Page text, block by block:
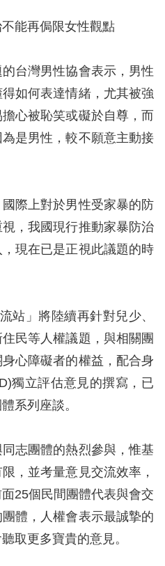
能再侷限女性觀點
台灣男性協會表示，男性
如何表達情緒，尤其被強
心被恥笑或礙於自尊，而
是男性，較不願意主動接
際上對於男性受家暴的防
，我國現行推動家暴防治
現在已是正視此議題的時
站」將陸續再針對兒少、
民等人權議題，與相關團
心障礙者的權益，配合身
獨立評估意見的撰寫，已
系列座談。
志團體的熱烈參與，惟基
，並考量意見交流效率，
25個民間團體代表與會交
體，人權會表示最誠摯的
取更多寶貴的意見。